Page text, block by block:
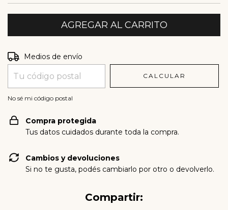
Entregas para el CP:
Medios de envío
CALCULAR
No sé mi código postal
Compra protegida
Tus datos cuidados durante toda la compra.
Cambios y devoluciones
Si no te gusta, podés cambiarlo por otro o devolverlo.
Compartir: